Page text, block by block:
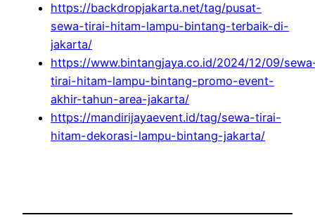
https://backdropjakarta.net/tag/pusat-
sewa-tirai-hitam-lampu-bintang-terbaik-di-
jakarta/
https://www.bintangjaya.co.id/2024/12/09/
tirai-hitam-lampu-bintang-promo-event-
akhir-tahun-area-jakarta/
https://mandirijayaevent.id/tag/sewa-tirai-
hitam-dekorasi-lampu-bintang-jakarta/